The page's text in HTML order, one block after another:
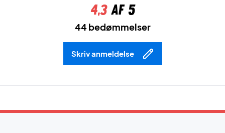
4,3af 5
44 bedømmelser
Skriv anmeldelse